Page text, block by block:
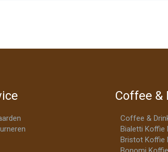
Coffee &
Coffee &
Bialetti Koffie
Bristot Koffie